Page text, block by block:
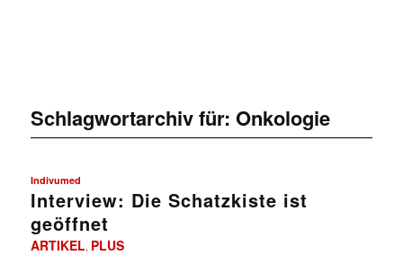
Schlagwortarchiv für: Onkologie
Indivumed
Interview: Die Schatzkiste ist
geöffnet
ARTIKEL PLUS